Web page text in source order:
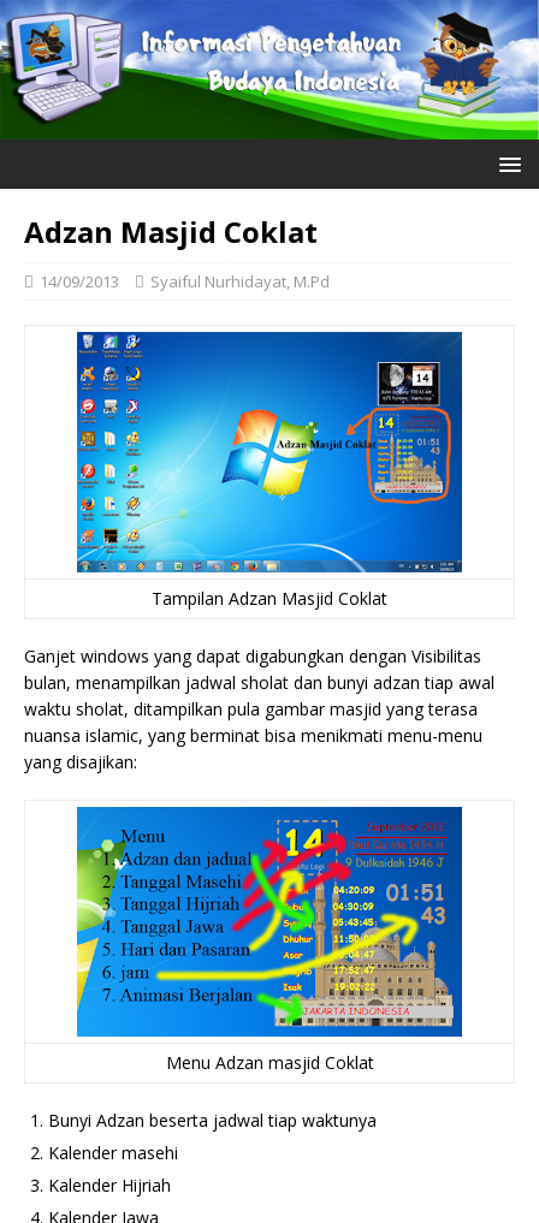
Adzan Masjid Coklat
14/09/2013 Syaiful Nurhidayat, M.Pd
Tampilan Adzan Masjid Coklat
Ganjet windows yang dapat digabungkan dengan Visibilitas
bulan, menampilkan jadwal sholat dan bunyi adzan tiap awal
waktu sholat, ditampilkan pula gambar masjid yang terasa
nuansa islamic, yang berminat bisa menikmati menu-menu
yang disajikan:
Menu Adzan masjid Coklat
Bunyi Adzan beserta jadwal tiap waktunya
Kalender masehi
Kalender Hijriah
Kalender Jawa